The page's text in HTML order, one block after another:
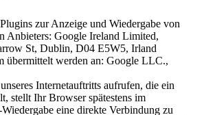
zur Anzeige und Wiedergabe von
Anbieters: Google Ireland Limited,
St, Dublin, D04 E5W5, Irland
übermittelt werden an: Google LLC.,
Internetauftritts aufrufen, die ein
stellt Ihr Browser spätestens im
eine direkte Verbindung zu